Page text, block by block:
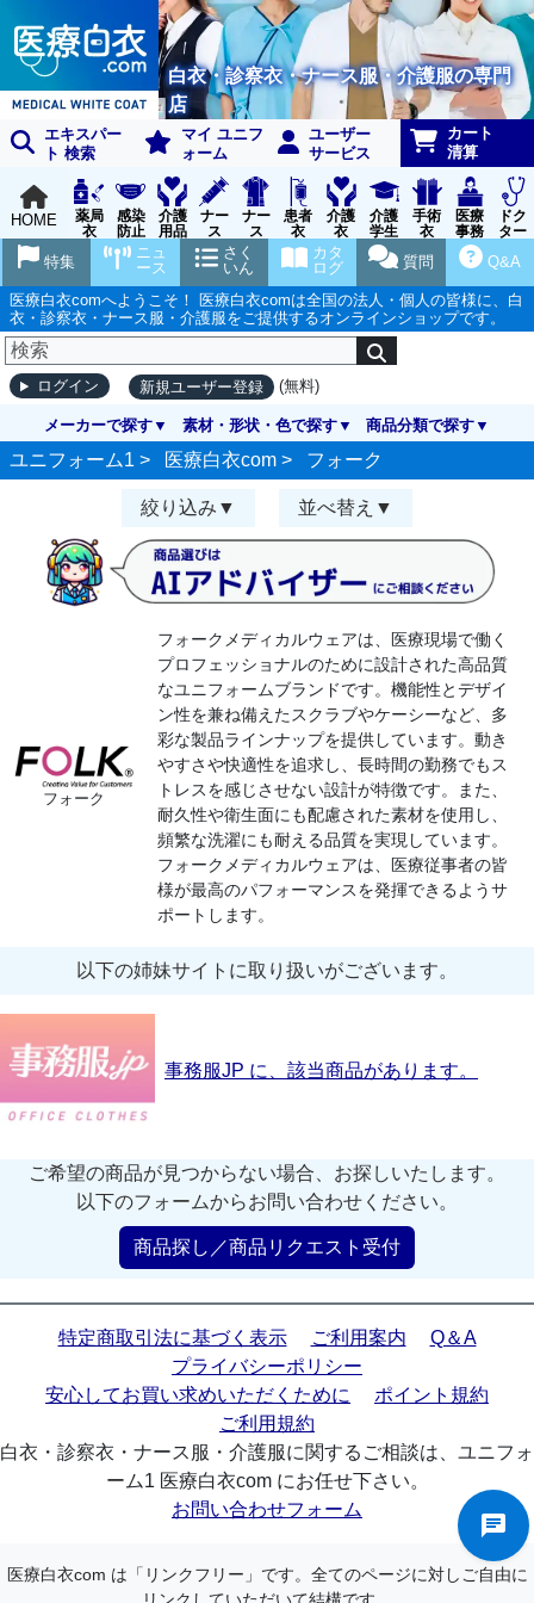
白衣・診察衣・ナース服・介護服の専門
店
エキスパー
ト 検索
マイ ユニフ
ォーム
ユーザー
サービス
カート
清算
HOME
薬局
衣
感染
防止
用品
介護
用品
ナー
ス
グッ
ズ
ナー
ス
ウェ
ア
患者
衣
介護
衣
介護
学生
実習
衣
手術
衣
医療
事務
受付
ドク
ター
ア
Q&A
質問
カタ
ログ
さく
いん
ニュ
ース
特集
医療白衣comへようこそ！ 医療白衣comは全国の法人・個人の皆様に、白
衣・診察衣・ナース服・介護服をご提供するオンラインショップです。
ログイン 新規ユーザー登録 (無料)
メーカーで探す 素材・形状・色で探す 商品分類で探す
ユニフォーム1 > 医療白衣com > フォーク
絞り込み 並べ替え
フォーク
​フォークメディカルウェアは、医療現場で働く
プロフェッショナルのために設計された高品質
なユニフォームブランドです。​機能性とデザイ
ン性を兼ね備えたスクラブやケーシーなど、多
彩な製品ラインナップを提供しています。​動き
やすさや快適性を追求し、長時間の勤務でもス
トレスを感じさせない設計が特徴です。​また、
耐久性や衛生面にも配慮された素材を使用し、
頻繁な洗濯にも耐える品質を実現しています。​
フォークメディカルウェアは、医療従事者の皆
様が最高のパフォーマンスを発揮できるようサ
ポートします。​
以下の姉妹サイトに取り扱いがございます。
事務服JP に、該当商品があります。
ご希望の商品が見つからない場合、お探しいたします。
以下のフォームからお問い合わせください。
商品探し／商品リクエスト受付
特定商取引法に基づく表示 ご利用案内
Q＆A
プライバシーポリシー
安心してお買い求めいただくために
ポイント規約
ご利用規約
白衣・診察衣・ナース服・介護服に関するご相談は、ユニフォ
ーム1 医療白衣com にお任せ下さい。
お問い合わせフォーム
医療白衣com は「リンクフリー」です。全てのページに対しご自由に